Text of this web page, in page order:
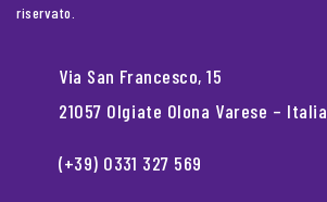
riservato.
Via San Francesco, 15
21057 Olgiate Olona Varese – Italia
(+39) 0331 327 569